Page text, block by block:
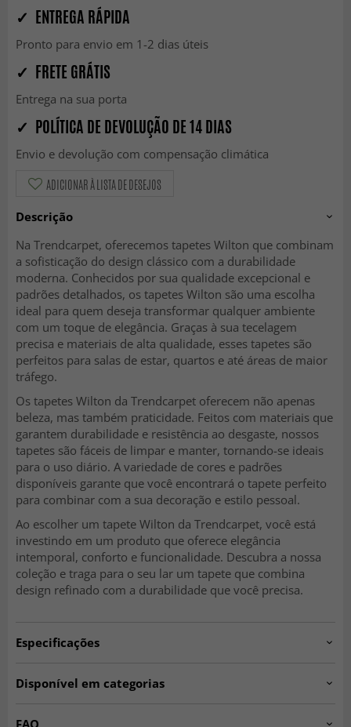
✓ ENTREGA RÁPIDA
Pronto para envio em 1-2 dias úteis
✓ FRETE GRÁTIS
Entrega na sua porta
✓ POLÍTICA DE DEVOLUÇÃO DE 14 DIAS
Envio e devolução com compensação climática
ADICIONAR À LISTA DE DESEJOS
Descrição
Na Trendcarpet, oferecemos tapetes Wilton que combinam
a sofisticação do design clássico com a durabilidade
moderna. Conhecidos por sua qualidade excepcional e
padrões detalhados, os tapetes Wilton são uma escolha
ideal para quem deseja transformar qualquer ambiente
com um toque de elegância. Graças à sua tecelagem
precisa e materiais de alta qualidade, esses tapetes são
perfeitos para salas de estar, quartos e até áreas de maior
tráfego.
Os tapetes Wilton da Trendcarpet oferecem não apenas
beleza, mas também praticidade. Feitos com materiais que
garantem durabilidade e resistência ao desgaste, nossos
tapetes são fáceis de limpar e manter, tornando-se ideais
para o uso diário. A variedade de cores e padrões
disponíveis garante que você encontrará o tapete perfeito
para combinar com a sua decoração e estilo pessoal.
Ao escolher um tapete Wilton da Trendcarpet, você está
investindo em um produto que oferece elegância
intemporal, conforto e funcionalidade. Descubra a nossa
coleção e traga para o seu lar um tapete que combina
design refinado com a durabilidade que você precisa.
Especificações
Disponível em categorias